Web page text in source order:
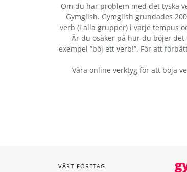
Om du har problem med det tyska
Gymglish. Gymglish grundades
verb (i alla grupper) i varje tempus
Är du osäker på hur du böjer det
exempel ”böj ett verb!”. För att
Våra online verktyg för att böja
VÅRT FÖRETAG